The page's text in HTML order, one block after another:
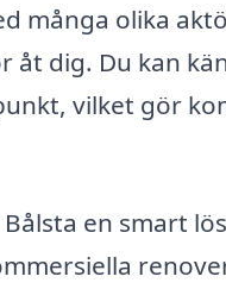
många olika
dig. Du kan
vilket gör
en smart